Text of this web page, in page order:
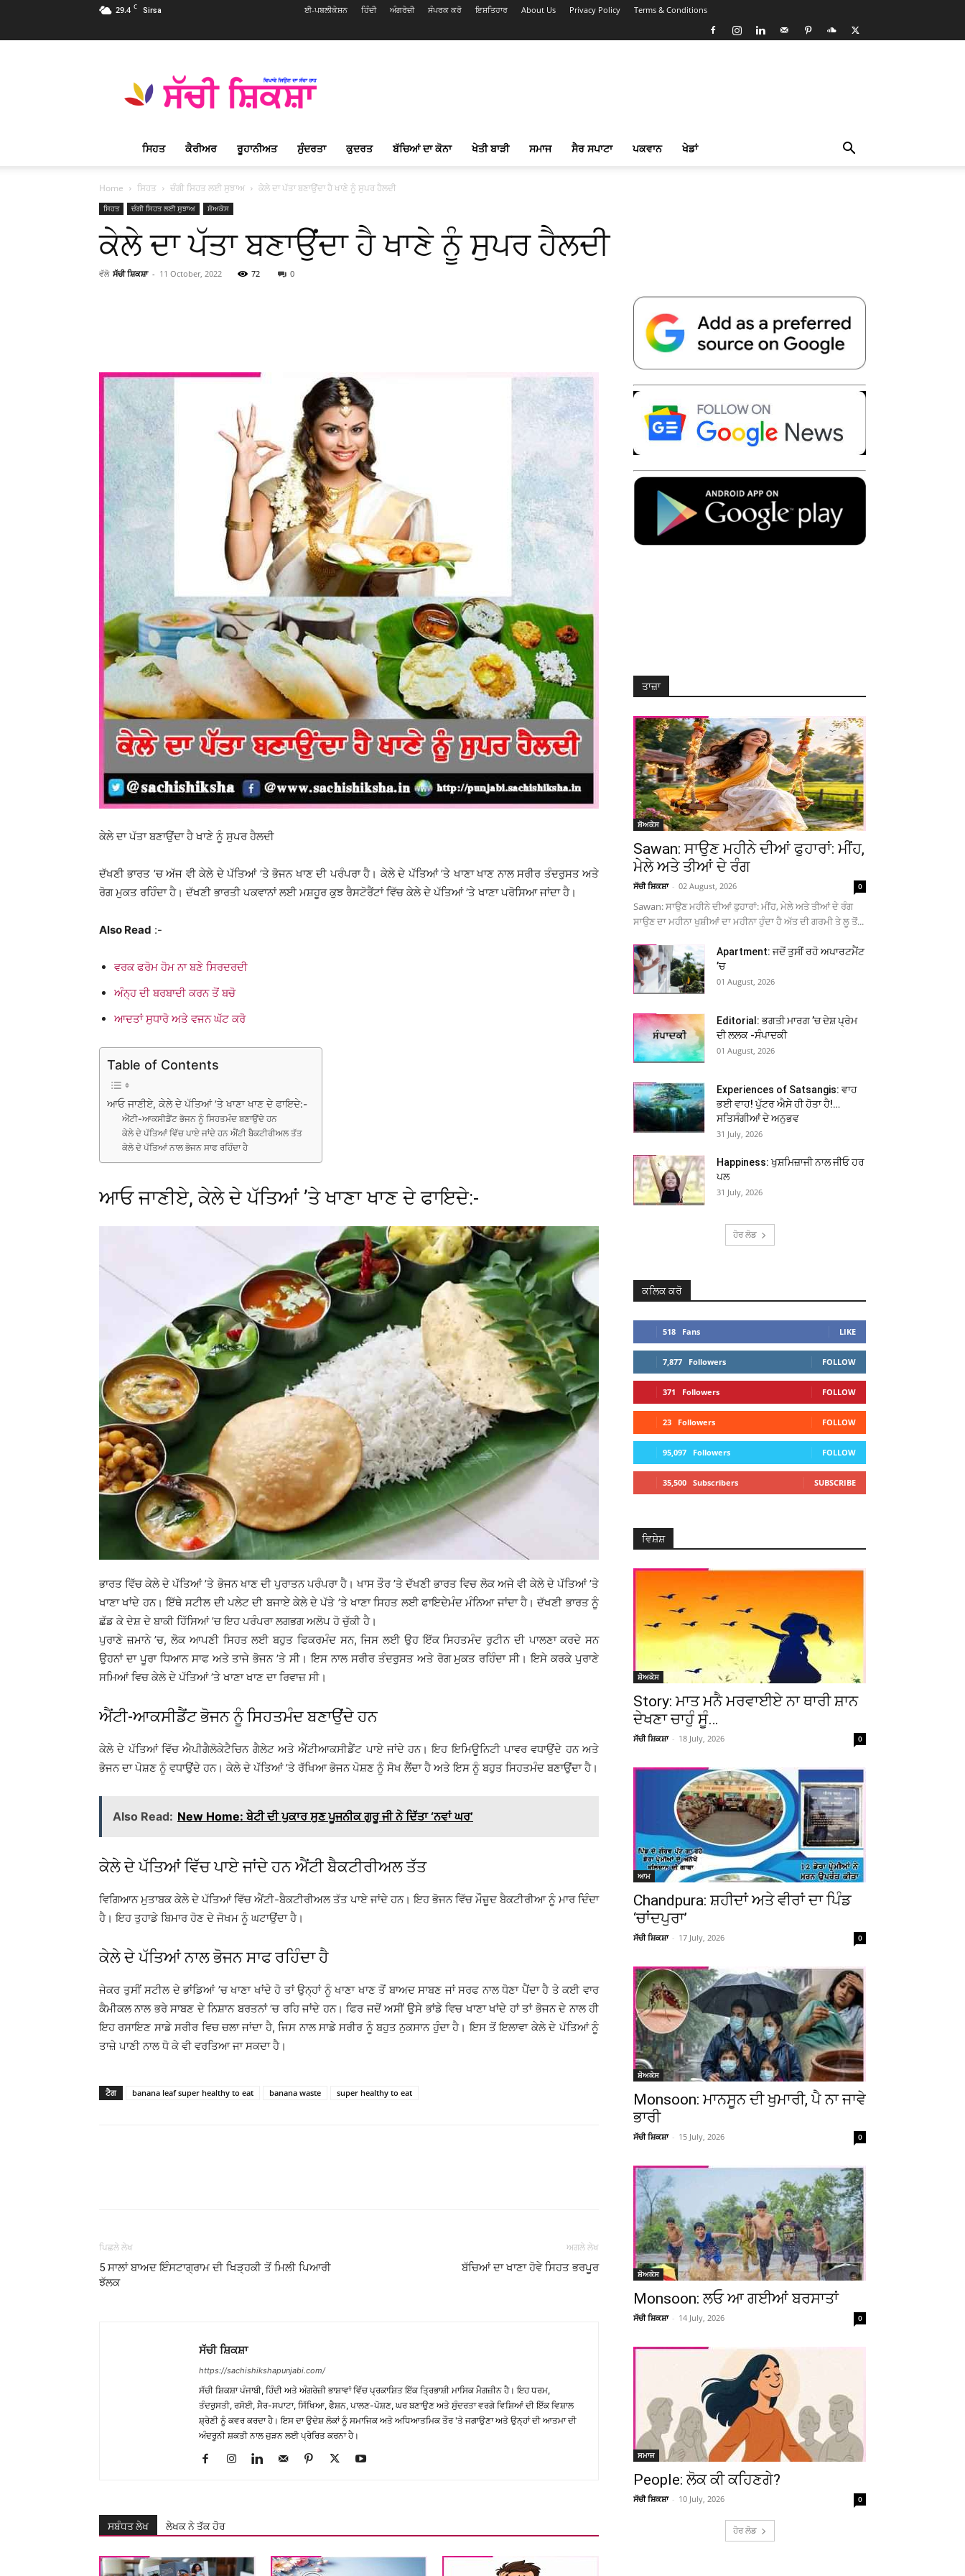
29.4 C Sirsa ਈ-ਪਬਲੀਕੇਸ਼ਨ ਹਿੰਦੀ ਅੰਗਰੇਜ਼ੀ ਸੰਪਰਕ ਕਰੋ ਇਸ਼ਤਿਹਾਰ About Us Privacy Policy Terms & Conditions
Shiksha
Punjabi
ਸ਼ਿਕਸ਼ਾ
ਪ੍ਰਸਿੱਧ
ਮੈਗਜ਼ੀਨ
ਸਿਹਤ ਕੈਰੀਅਰ ਰੂਹਾਨੀਅਤ ਸੁੰਦਰਤਾ ਕੁਦਰਤ ਬੱਚਿਆਂ ਦਾ ਕੋਨਾ ਖੇਤੀ ਬਾੜੀ ਸਮਾਜ ਸੈਰ ਸਪਾਟਾ ਪਕਵਾਨ ਖੇਡਾਂ
Home ਸਿਹਤ ਚੰਗੀ ਸਿਹਤ ਲਈ ਸੁਝਾਅ ਕੇਲੇ ਦਾ ਪੱਤਾ ਬਣਾਉਂਦਾ ਹੈ ਖਾਣੇ ਨੂੰ ਸੁਪਰ ਹੈਲਦੀ
ਸਿਹਤ ਚੰਗੀ ਸਿਹਤ ਲਈ ਸੁਝਾਅ ਸ਼ੋਅਕੇਸ
ਕੇਲੇ ਦਾ ਪੱਤਾ ਬਣਾਉਂਦਾ ਹੈ ਖਾਣੇ ਨੂੰ ਸੁਪਰ ਹੈਲਦੀ
ਵੱਲੋ ਸੱਚੀ ਸ਼ਿਕਸ਼ਾ - 11 October, 2022 72 0
Telegram Copy URL
ਕੇਲੇ ਦਾ ਪੱਤਾ ਬਣਾਉਂਦਾ ਹੈ ਖਾਣੇ ਨੂੰ ਸੁਪਰ ਹੈਲਦੀ
ਦੱਖਣੀ ਭਾਰਤ ’ਚ ਅੱਜ ਵੀ ਕੇਲੇ ਦੇ ਪੱਤਿਆਂ ’ਤੇ ਭੋਜਨ ਖਾਣ ਦੀ ਪਰੰਪਰਾ ਹੈ। ਕੇਲੇ ਦੇ ਪੱਤਿਆਂ ’ਤੇ ਖਾਣਾ ਖਾਣ ਨਾਲ ਸਰੀਰ ਤੰਦਰੁਸਤ ਅਤੇ
ਰੋਗ ਮੁਕਤ ਰਹਿੰਦਾ ਹੈ। ਦੱਖਣੀ ਭਾਰਤੀ ਪਕਵਾਨਾਂ ਲਈ ਮਸ਼ਹੂਰ ਕੁਝ ਰੈਸਟੋਰੈਂਟਾਂ ਵਿੱਚ ਕੇਲੇ ਦੇ ਪੱਤਿਆਂ ’ਤੇ ਖਾਣਾ ਪਰੋਸਿਆ ਜਾਂਦਾ ਹੈ।
Also Read :-
ਵਰਕ ਫਰੋਮ ਹੋਮ ਨਾ ਬਣੇ ਸਿਰਦਰਦੀ
ਅੰਨ੍ਹ ਦੀ ਬਰਬਾਦੀ ਕਰਨ ਤੋਂ ਬਚੋ
ਆਦਤਾਂ ਸੁਧਾਰੋ ਅਤੇ ਵਜਨ ਘੱਟ ਕਰੋ
Table of Contents
ਆਓ ਜਾਣੀਏ, ਕੇਲੇ ਦੇ ਪੱਤਿਆਂ ’ਤੇ ਖਾਣਾ ਖਾਣ ਦੇ ਫਾਇਦੇ:-
ਐਂਟੀ-ਆਕਸੀਡੈਂਟ ਭੋਜਨ ਨੂੰ ਸਿਹਤਮੰਦ ਬਣਾਉਂਦੇ ਹਨ
ਕੇਲੇ ਦੇ ਪੱਤਿਆਂ ਵਿੱਚ ਪਾਏ ਜਾਂਦੇ ਹਨ ਐਂਟੀ ਬੈਕਟੀਰੀਅਲ ਤੱਤ
ਕੇਲੇ ਦੇ ਪੱਤਿਆਂ ਨਾਲ ਭੋਜਨ ਸਾਫ ਰਹਿੰਦਾ ਹੈ
ਆਓ ਜਾਣੀਏ, ਕੇਲੇ ਦੇ ਪੱਤਿਆਂ ’ਤੇ ਖਾਣਾ ਖਾਣ ਦੇ ਫਾਇਦੇ:-
ਭਾਰਤ ਵਿੱਚ ਕੇਲੇ ਦੇ ਪੱਤਿਆਂ ’ਤੇ ਭੋਜਨ ਖਾਣ ਦੀ ਪੁਰਾਤਨ ਪਰੰਪਰਾ ਹੈ। ਖਾਸ ਤੌਰ ’ਤੇ ਦੱਖਣੀ ਭਾਰਤ ਵਿਚ ਲੋਕ ਅਜੇ ਵੀ ਕੇਲੇ ਦੇ ਪੱਤਿਆਂ ’ਤੇ
ਖਾਣਾ ਖਾਂਦੇ ਹਨ। ਇੱਥੇ ਸਟੀਲ ਦੀ ਪਲੇਟ ਦੀ ਬਜਾਏ ਕੇਲੇ ਦੇ ਪੱਤੇ ’ਤੇ ਖਾਣਾ ਸਿਹਤ ਲਈ ਫਾਇਦੇਮੰਦ ਮੰਨਿਆ ਜਾਂਦਾ ਹੈ। ਦੱਖਣੀ ਭਾਰਤ ਨੂੰ
ਛੱਡ ਕੇ ਦੇਸ਼ ਦੇ ਬਾਕੀ ਹਿੱਸਿਆਂ ’ਚ ਇਹ ਪਰੰਪਰਾ ਲਗਭਗ ਅਲੋਪ ਹੋ ਚੁੱਕੀ ਹੈ।
ਪੁਰਾਣੇ ਜ਼ਮਾਨੇ ’ਚ, ਲੋਕ ਆਪਣੀ ਸਿਹਤ ਲਈ ਬਹੁਤ ਫਿਕਰਮੰਦ ਸਨ, ਜਿਸ ਲਈ ਉਹ ਇੱਕ ਸਿਹਤਮੰਦ ਰੁਟੀਨ ਦੀ ਪਾਲਣਾ ਕਰਦੇ ਸਨ
ਉਹਨਾਂ ਦਾ ਪੂਰਾ ਧਿਆਨ ਸਾਫ ਅਤੇ ਤਾਜੇ ਭੋਜਨ ’ਤੇ ਸੀ। ਇਸ ਨਾਲ ਸਰੀਰ ਤੰਦਰੁਸਤ ਅਤੇ ਰੋਗ ਮੁਕਤ ਰਹਿੰਦਾ ਸੀ। ਇਸੇ ਕਰਕੇ ਪੁਰਾਣੇ
ਸਮਿਆਂ ਵਿਚ ਕੇਲੇ ਦੇ ਪੱਤਿਆਂ ’ਤੇ ਖਾਣਾ ਖਾਣ ਦਾ ਰਿਵਾਜ਼ ਸੀ।
ਐਂਟੀ-ਆਕਸੀਡੈਂਟ ਭੋਜਨ ਨੂੰ ਸਿਹਤਮੰਦ ਬਣਾਉਂਦੇ ਹਨ
ਕੇਲੇ ਦੇ ਪੱਤਿਆਂ ਵਿੱਚ ਐਪੀਗੈਲੋਕੇਟੈਚਿਨ ਗੈਲੇਟ ਅਤੇ ਐਂਟੀਆਕਸੀਡੈਂਟ ਪਾਏ ਜਾਂਦੇ ਹਨ। ਇਹ ਇਮਿਊਨਿਟੀ ਪਾਵਰ ਵਧਾਉਂਦੇ ਹਨ ਅਤੇ
ਭੋਜਨ ਦਾ ਪੋਸ਼ਣ ਨੂੰ ਵਧਾਉਂਦੇ ਹਨ। ਕੇਲੇ ਦੇ ਪੱਤਿਆਂ ’ਤੇ ਰੱਖਿਆ ਭੋਜਨ ਪੋਸ਼ਣ ਨੂੰ ਸੋਖ ਲੈਂਦਾ ਹੈ ਅਤੇ ਇਸ ਨੂੰ ਬਹੁਤ ਸਿਹਤਮੰਦ ਬਣਾਉਂਦਾ ਹੈ।
Also Read: New Home: ਬੇਟੀ ਦੀ ਪੁਕਾਰ ਸੁਣ ਪੂਜਨੀਕ ਗੁਰੂ ਜੀ ਨੇ ਦਿੱਤਾ ‘ਨਵਾਂ ਘਰ’
ਕੇਲੇ ਦੇ ਪੱਤਿਆਂ ਵਿੱਚ ਪਾਏ ਜਾਂਦੇ ਹਨ ਐਂਟੀ ਬੈਕਟੀਰੀਅਲ ਤੱਤ
ਵਿਗਿਆਨ ਮੁਤਾਬਕ ਕੇਲੇ ਦੇ ਪੱਤਿਆਂ ਵਿੱਚ ਐਂਟੀ-ਬੈਕਟੀਰੀਅਲ ਤੱਤ ਪਾਏ ਜਾਂਦੇ ਹਨ। ਇਹ ਭੋਜਨ ਵਿੱਚ ਮੌਜ਼ੂਦ ਬੈਕਟੀਰੀਆ ਨੂੰ ਮਾਰ ਦਿੰਦਾ
ਹੈ। ਇਹ ਤੁਹਾਡੇ ਬਿਮਾਰ ਹੋਣ ਦੇ ਜੋਖਮ ਨੂੰ ਘਟਾਉਂਦਾ ਹੈ।
ਕੇਲੇ ਦੇ ਪੱਤਿਆਂ ਨਾਲ ਭੋਜਨ ਸਾਫ ਰਹਿੰਦਾ ਹੈ
ਜੇਕਰ ਤੁਸੀਂ ਸਟੀਲ ਦੇ ਭਾਂਡਿਆਂ ’ਚ ਖਾਣਾ ਖਾਂਦੇ ਹੋ ਤਾਂ ਉਨ੍ਹਾਂ ਨੂੰ ਖਾਣਾ ਖਾਣ ਤੋਂ ਬਾਅਦ ਸਾਬਣ ਜਾਂ ਸਰਫ ਨਾਲ ਧੋਣਾ ਪੈਂਦਾ ਹੈ ਤੇ ਕਈ ਵਾਰ
ਕੈਮੀਕਲ ਨਾਲ ਭਰੇ ਸਾਬਣ ਦੇ ਨਿਸ਼ਾਨ ਬਰਤਨਾਂ ’ਚ ਰਹਿ ਜਾਂਦੇ ਹਨ। ਫਿਰ ਜਦੋਂ ਅਸੀਂ ਉਸੇ ਭਾਂਡੇ ਵਿਚ ਖਾਣਾ ਖਾਂਦੇ ਹਾਂ ਤਾਂ ਭੋਜਨ ਦੇ ਨਾਲ ਹੀ
ਇਹ ਰਸਾਇਣ ਸਾਡੇ ਸਰੀਰ ਵਿਚ ਚਲਾ ਜਾਂਦਾ ਹੈ, ਜਿਸ ਨਾਲ ਸਾਡੇ ਸਰੀਰ ਨੂੰ ਬਹੁਤ ਨੁਕਸਾਨ ਹੁੰਦਾ ਹੈ। ਇਸ ਤੋਂ ਇਲਾਵਾ ਕੇਲੇ ਦੇ ਪੱਤਿਆਂ ਨੂੰ
ਤਾਜ਼ੇ ਪਾਣੀ ਨਾਲ ਧੋ ਕੇ ਵੀ ਵਰਤਿਆ ਜਾ ਸਕਦਾ ਹੈ।
ਟੈਗ banana leaf super healthy to eat banana waste super healthy to eat
Copy URL
ਪਿਛਲੇ ਲੇਖ
5 ਸਾਲਾਂ ਬਾਅਦ ਇੰਸਟਾਗ੍ਰਾਮ ਦੀ ਖਿੜ੍ਹਕੀ ਤੋਂ ਮਿਲੀ ਪਿਆਰੀ
ਝੱਲਕ
ਅਗਲੇ ਲੇਖ
ਬੱਚਿਆਂ ਦਾ ਖਾਣਾ ਹੋਵੇ ਸਿਹਤ ਭਰਪੂਰ
ਸੱਚੀ ਸ਼ਿਕਸ਼ਾ
https://sachishikshapunjabi.com/
ਸੱਚੀ ਸ਼ਿਕਸ਼ਾ ਪੰਜਾਬੀ, ਹਿੰਦੀ ਅਤੇ ਅੰਗਰੇਜ਼ੀ ਭਾਸ਼ਾਵਾਂ ਵਿੱਚ ਪ੍ਰਕਾਸ਼ਿਤ ਇੱਕ ਤ੍ਰਿਭਾਸ਼ੀ ਮਾਸਿਕ ਮੈਗਜ਼ੀਨ ਹੈ। ਇਹ ਧਰਮ,
ਤੰਦਰੁਸਤੀ, ਰਸੋਈ, ਸੈਰ-ਸਪਾਟਾ, ਸਿੱਖਿਆ, ਫੈਸ਼ਨ, ਪਾਲਣ-ਪੋਸ਼ਣ, ਘਰ ਬਣਾਉਣ ਅਤੇ ਸੁੰਦਰਤਾ ਵਰਗੇ ਵਿਸ਼ਿਆਂ ਦੀ ਇੱਕ ਵਿਸ਼ਾਲ
ਸ਼੍ਰੇਣੀ ਨੂੰ ਕਵਰ ਕਰਦਾ ਹੈ। ਇਸ ਦਾ ਉਦੇਸ਼ ਲੋਕਾਂ ਨੂੰ ਸਮਾਜਿਕ ਅਤੇ ਅਧਿਆਤਮਿਕ ਤੌਰ 'ਤੇ ਜਗਾਉਣਾ ਅਤੇ ਉਨ੍ਹਾਂ ਦੀ ਆਤਮਾ ਦੀ
ਅੰਦਰੂਨੀ ਸ਼ਕਤੀ ਨਾਲ ਜੁੜਨ ਲਈ ਪ੍ਰੇਰਿਤ ਕਰਨਾ ਹੈ।
ਸਬੰਧਤ ਲੇਖ ਲੇਖਕ ਨੇ ਤੱਕ ਹੋਰ
ਤਾਜ਼ਾ
ਸ਼ੋਅਕੇਸ
Sawan: ਸਾਉਣ ਮਹੀਨੇ ਦੀਆਂ ਫੁਹਾਰਾਂ: ਮੀਂਹ,
ਮੇਲੇ ਅਤੇ ਤੀਆਂ ਦੇ ਰੰਗ
ਸੱਚੀ ਸ਼ਿਕਸ਼ਾ - 02 August, 2026 0
Sawan: ਸਾਉਣ ਮਹੀਨੇ ਦੀਆਂ ਫੁਹਾਰਾਂ: ਮੀਂਹ, ਮੇਲੇ ਅਤੇ ਤੀਆਂ ਦੇ ਰੰਗ
ਸਾਉਣ ਦਾ ਮਹੀਨਾ ਖੁਸ਼ੀਆਂ ਦਾ ਮਹੀਨਾ ਹੁੰਦਾ ਹੈ ਅੱਤ ਦੀ ਗਰਮੀ ਤੇ ਲੂ ਤੋਂ...
Apartment: ਜਦੋਂ ਤੁਸੀਂ ਰਹੋ ਅਪਾਰਟਮੈਂਟ
’ਚ
01 August, 2026
Editorial: ਭਗਤੀ ਮਾਰਗ ’ਚ ਦੇਸ਼ ਪ੍ਰੇਮ
ਦੀ ਲਲਕ -ਸੰਪਾਦਕੀ
01 August, 2026
Experiences of Satsangis: ਵਾਹ
ਭਈ ਵਾਹ! ਪੁੱਟਰ ਐਸੇ ਹੀ ਹੋਤਾ ਹੈ!…
ਸਤਿਸੰਗੀਆਂ ਦੇ ਅਨੁਭਵ
31 July, 2026
Happiness: ਖੁਸ਼ਮਿਜ਼ਾਜੀ ਨਾਲ ਜੀਓ ਹਰ
ਪਲ
31 July, 2026
ਹੋਰ ਲੋਡ
ਕਲਿਕ ਕਰੋ
518 Fans LIKE
7,877 Followers FOLLOW
371 Followers FOLLOW
23 Followers FOLLOW
95,097 Followers FOLLOW
35,500 Subscribers SUBSCRIBE
ਵਿਸ਼ੇਸ਼
ਸ਼ੋਅਕੇਸ
Story: ਮਾਤ ਮਨੈ ਮਰਵਾਈਏ ਨਾ ਥਾਰੀ ਸ਼ਾਨ
ਦੇਖਣਾ ਚਾਹੁੰ ਸੂੰ…
ਸੱਚੀ ਸ਼ਿਕਸ਼ਾ - 18 July, 2026 0
ਆਮ
Chandpura: ਸ਼ਹੀਦਾਂ ਅਤੇ ਵੀਰਾਂ ਦਾ ਪਿੰਡ
‘ਚਾਂਦਪੁਰਾ’
ਸੱਚੀ ਸ਼ਿਕਸ਼ਾ - 17 July, 2026 0
ਸ਼ੋਅਕੇਸ
Monsoon: ਮਾਨਸੂਨ ਦੀ ਖੁਮਾਰੀ, ਪੈ ਨਾ ਜਾਵੇ
ਭਾਰੀ
ਸੱਚੀ ਸ਼ਿਕਸ਼ਾ - 15 July, 2026 0
ਸ਼ੋਅਕੇਸ
Monsoon: ਲਓ ਆ ਗਈਆਂ ਬਰਸਾਤਾਂ
ਸੱਚੀ ਸ਼ਿਕਸ਼ਾ - 14 July, 2026 0
ਸਮਾਜ
People: ਲੋਕ ਕੀ ਕਹਿਣਗੇ?
ਸੱਚੀ ਸ਼ਿਕਸ਼ਾ - 10 July, 2026 0
ਹੋਰ ਲੋਡ